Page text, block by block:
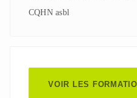
CQHN asbl
VOIR LES